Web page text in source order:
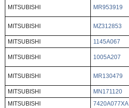
MITSUBISHI MR953919
MITSUBISHI MZ312853
MITSUBISHI
1145A067
MITSUBISHI 1005A207
MITSUBISHI MR130479
MITSUBISHI
MN171120
MITSUBISHI
7420A077XA